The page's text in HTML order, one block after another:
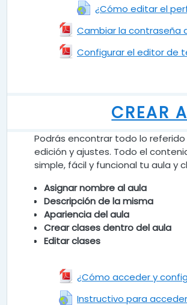
¿Cómo editar el
Cambiar la contraseña
Configurar el editor de
CREAR
Podrás encontrar todo lo
edición y ajustes. Todo el
simple, fácil y funcional tu aula y
Asignar nombre al aula
Descripción de la misma
Apariencia del aula
Crear clases dentro del aula
Editar clases
¿Cómo acceder y
Instructivo para